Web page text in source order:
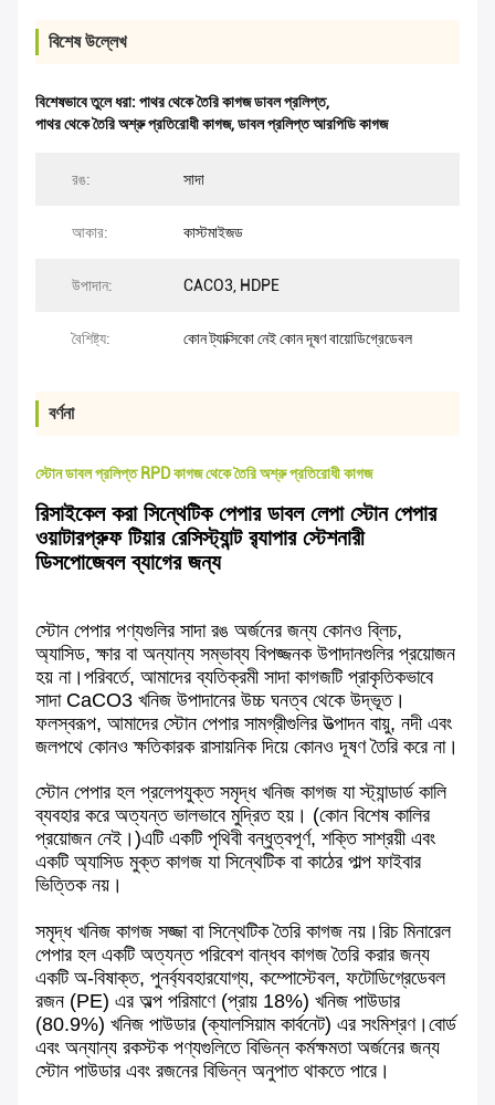
বিশেষ উল্লেখ
বিশেষভাবে তুলে ধরা: পাথর থেকে তৈরি কাগজ ডাবল প্রলিপ্ত,
পাথর থেকে তৈরি অশ্রু প্রতিরোধী কাগজ,ডাবল প্রলিপ্ত আরপিডি কাগজ
রঙ: সাদা
আকার: কাস্টমাইজড
উপাদান: CACO3, HDPE
বৈশিষ্ট্য: কোন ট্যাক্সিকো নেই কোন দূষণ বায়োডিগ্রেডেবল
বর্ণনা
স্টোন ডাবল প্রলিপ্ত RPD কাগজ থেকে তৈরি অশ্রু প্রতিরোধী কাগজ
রিসাইকেল করা সিন্থেটিক পেপার ডাবল লেপা স্টোন পেপার
ওয়াটারপ্রুফ টিয়ার রেসিস্ট্যান্ট র‍্যাপার স্টেশনারী
ডিসপোজেবল ব্যাগের জন্য
স্টোন পেপার পণ্যগুলির সাদা রঙ অর্জনের জন্য কোনও ব্লিচ,
অ্যাসিড, ক্ষার বা অন্যান্য সম্ভাব্য বিপজ্জনক উপাদানগুলির প্রয়োজন
হয় না।পরিবর্তে, আমাদের ব্যতিক্রমী সাদা কাগজটি প্রাকৃতিকভাবে
সাদা CaCO3 খনিজ উপাদানের উচ্চ ঘনত্ব থেকে উদ্ভূত।
ফলস্বরূপ, আমাদের স্টোন পেপার সামগ্রীগুলির উত্পাদন বায়ু, নদী এবং
জলপথে কোনও ক্ষতিকারক রাসায়নিক দিয়ে কোনও দূষণ তৈরি করে না।
স্টোন পেপার হল প্রলেপযুক্ত সমৃদ্ধ খনিজ কাগজ যা স্ট্যান্ডার্ড কালি
ব্যবহার করে অত্যন্ত ভালভাবে মুদ্রিত হয়। (কোন বিশেষ কালির
প্রয়োজন নেই।)এটি একটি পৃথিবী বন্ধুত্বপূর্ণ, শক্তি সাশ্রয়ী এবং
একটি অ্যাসিড মুক্ত কাগজ যা সিন্থেটিক বা কাঠের পাল্প ফাইবার
ভিত্তিক নয়।
সমৃদ্ধ খনিজ কাগজ সজ্জা বা সিন্থেটিক তৈরি কাগজ নয়।রিচ মিনারেল
পেপার হল একটি অত্যন্ত পরিবেশ বান্ধব কাগজ তৈরি করার জন্য
একটি অ-বিষাক্ত, পুনর্ব্যবহারযোগ্য, কম্পোস্টেবল, ফটোডিগ্রেডেবল
রজন (PE) এর অল্প পরিমাণে (প্রায় 18%) খনিজ পাউডার
(80.9%) খনিজ পাউডার (ক্যালসিয়াম কার্বনেট) এর সংমিশ্রণ।বোর্ড
এবং অন্যান্য রকস্টক পণ্যগুলিতে বিভিন্ন কর্মক্ষমতা অর্জনের জন্য
স্টোন পাউডার এবং রজনের বিভিন্ন অনুপাত থাকতে পারে।